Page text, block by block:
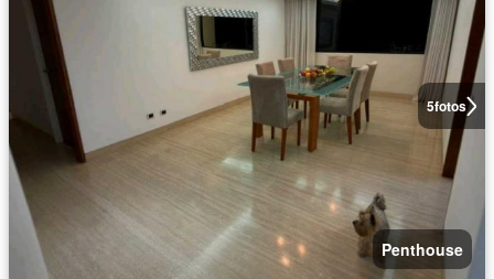
5fotos
Penthouse